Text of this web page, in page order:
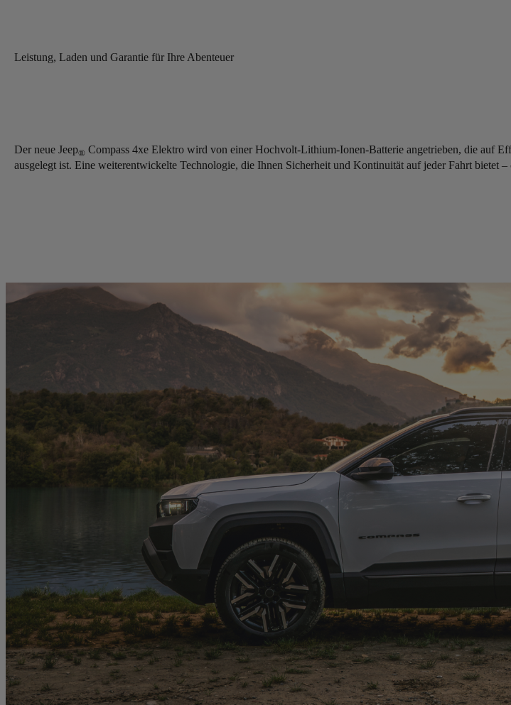
Leistung, Laden und Garantie für Ihre Abenteuer
Der neue Jeep® Compass 4xe Elektro wird von einer Hochvolt-Lithium-Ionen-Batterie angetrieben, die auf
ausgelegt ist. Eine weiterentwickelte Technologie, die Ihnen Sicherheit und Kontinuität auf jeder Fahrt bietet